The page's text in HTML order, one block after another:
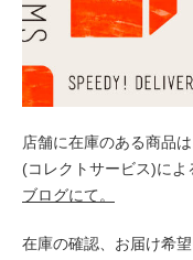
店舗に在庫のある商品
(コレクトサービス)によ
ブログにて。
在庫の確認、お届け希